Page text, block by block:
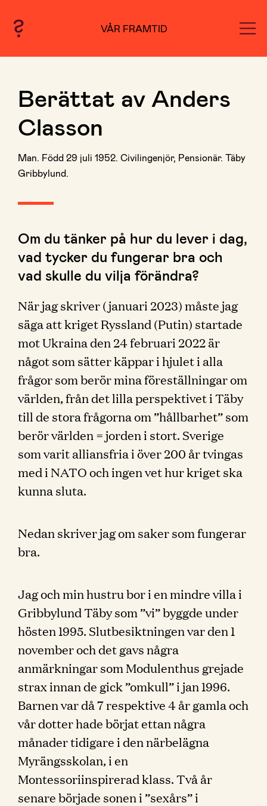
VÅR FRAMTID
Berättat av Anders
Classon
Man. Född 29 juli 1952. Civilingenjör, Pensionär. Täby
Gribbylund.
Om du tänker på hur du lever i dag,
vad tycker du fungerar bra och
vad skulle du vilja förändra?
När jag skriver (januari 2023) måste jag
säga att kriget Ryssland (Putin) startade
mot Ukraina den 24 februari 2022 är
något som sätter käppar i hjulet i alla
frågor som berör mina föreställningar om
världen, från det lilla perspektivet i Täby
till de stora frågorna om ”hållbarhet” som
berör världen = jorden i stort. Sverige
som varit alliansfria i över 200 år tvingas
med i NATO och ingen vet hur kriget ska
kunna sluta.
Nedan skriver jag om saker som fungerar
bra.
Jag och min hustru bor i en mindre villa i
Gribbylund Täby som ”vi” byggde under
hösten 1995. Slutbesiktningen var den 1
november och det gavs några
anmärkningar som Modulenthus grejade
strax innan de gick ”omkull” i jan 1996.
Barnen var då 7 respektive 4 år gamla och
vår dotter hade börjat ettan några
månader tidigare i den närbelägna
Myrängsskolan, i en
Montessoriinspirerad klass. Två år
senare började sonen i ”sexårs” i